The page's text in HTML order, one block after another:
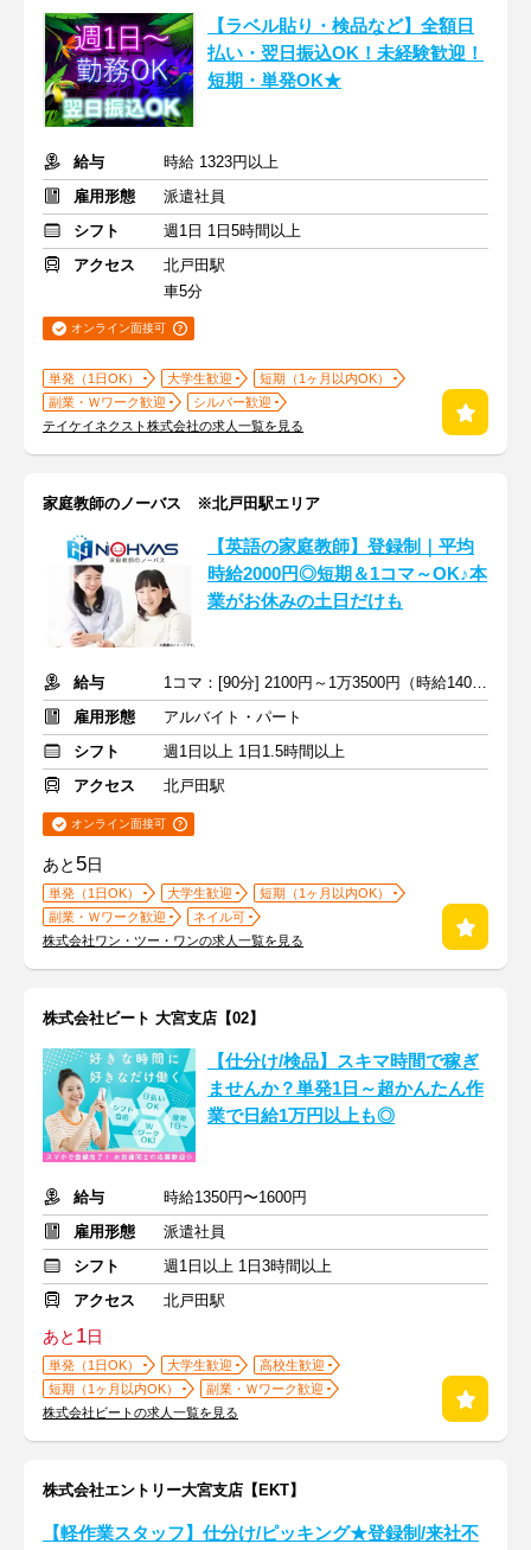
【ラベル貼り・検品など】全額日
払い・翌日振込OK！未経験歓迎！
短期・単発OK★
給与
時給 1323円以上
雇用形態
派遣社員
シフト
週1日 1日5時間以上
アクセス
北戸田駅
車5分
オンライン面接可
単発（1日OK） 大学生歓迎
短期（1ヶ月以内OK）
副業・Ｗワーク歓迎
シルバー歓迎
テイケイネクスト株式会社の求人一覧を見る
家庭教師のノーバス ※北戸田駅エリア
【英語の家庭教師】登録制｜平均
時給2000円◎短期＆1コマ～OK♪本
業がお休みの土日だけも
給与
1コマ：[90分] 2100円～1万3500円（時給1400円～9000円）+交通費
雇用形態
アルバイト・パート
シフト
週1日以上 1日1.5時間以上
アクセス
北戸田駅
オンライン面接可
あと 5日
単発（1日OK） 大学生歓迎
短期（1ヶ月以内OK）
副業・Ｗワーク歓迎
ネイル可
株式会社ワン・ツー・ワンの求人一覧を見る
株式会社ビート 大宮支店【02】
【仕分け/検品】スキマ時間で稼ぎ
ませんか？単発1日～超かんたん作
業で日給1万円以上も◎
給与
時給1350円〜1600円
雇用形態
派遣社員
シフト
週1日以上 1日3時間以上
アクセス
北戸田駅
あと 1日
単発（1日OK） 大学生歓迎
高校生歓迎
短期（1ヶ月以内OK）
副業・Ｗワーク歓迎
株式会社ビートの求人一覧を見る
株式会社エントリー大宮支店【EKT】
【軽作業スタッフ】仕分け/ピッキング★登録制/来社不